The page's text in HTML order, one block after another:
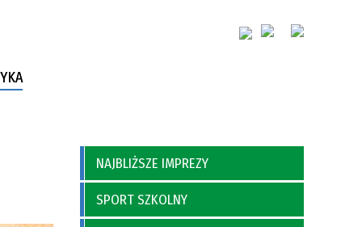
NAJBLIŻSZE IMPREZY
SPORT SZKOLNY